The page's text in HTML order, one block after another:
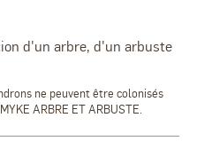
d'un arbre, d'un arbuste
ne peuvent être colonisés
ARBRE ET ARBUSTE.